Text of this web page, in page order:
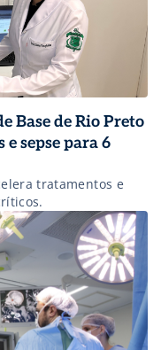
Base de Rio Preto
sepse para 6
tratamentos e